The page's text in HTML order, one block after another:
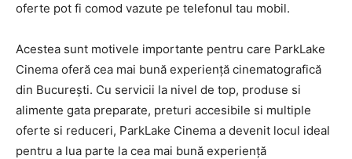
oferte pot fi comod vazute pe telefonul tau mobil.
Acestea sunt motivele importante pentru care ParkLake
Cinema oferă cea mai bună experiență cinematografică
din București. Cu servicii la nivel de top, produse si
alimente gata preparate, preturi accesibile si multiple
oferte si reduceri, ParkLake Cinema a devenit locul ideal
pentru a lua parte la cea mai bună experiență